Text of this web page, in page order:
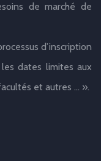
de marché de
d’inscription
dates limites aux
et autres … ».